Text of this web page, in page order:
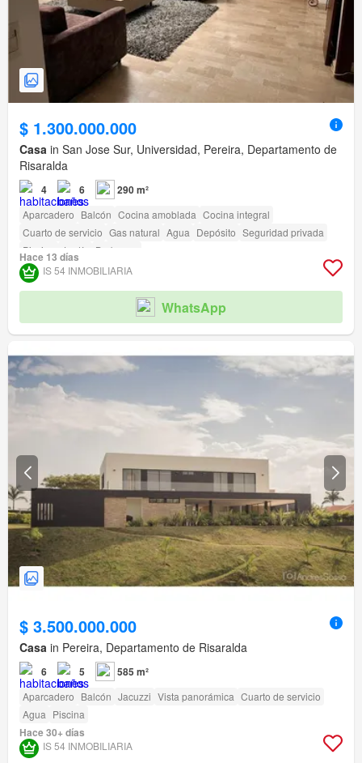
$ 1.300.000.000
Casa in San Jose Sur, Universidad, Pereira, Departamento de
Risaralda
4 6 290 m²
Aparcadero Balcón Cocina amoblada Cocina integral
Cuarto de servicio Gas natural Agua Depósito Seguridad privada
Piscina
Jardín Barbecue
Hace 13 días
IS 54 INMOBILIARIA
WhatsApp
$ 3.500.000.000
Casa in Pereira, Departamento de Risaralda
6 5 585 m²
Aparcadero Balcón Jacuzzi Vista panorámica Cuarto de servicio
Agua Piscina
Hace 30+ días
IS 54 INMOBILIARIA